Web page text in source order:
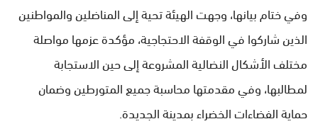
وفي ختام بيانها، وجهت الهيئة تحية إلى المناضلين والمواطنين
الذين شاركوا في الوقفة الاحتجاجية، مؤكدة عزمها مواصلة
مختلف الأشكال النضالية المشروعة إلى حين الاستجابة
لمطالبها، وفي مقدمتها محاسبة جميع المتورطين وضمان
حماية الفضاءات الخضراء بمدينة الجديدة.